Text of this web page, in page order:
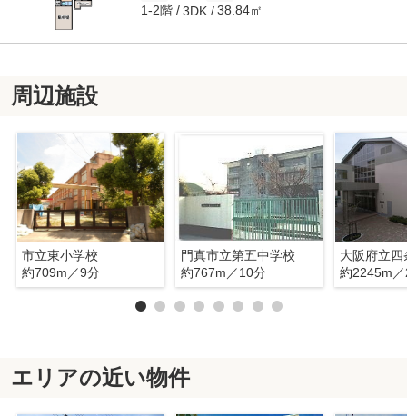
1-2階 3DK 38.84㎡
周辺施設
市立東小学校
約709m／9分
門真市立第五中学校
約767m／10分
約2245m
エリアの近い物件